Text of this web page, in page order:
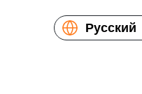
Русский